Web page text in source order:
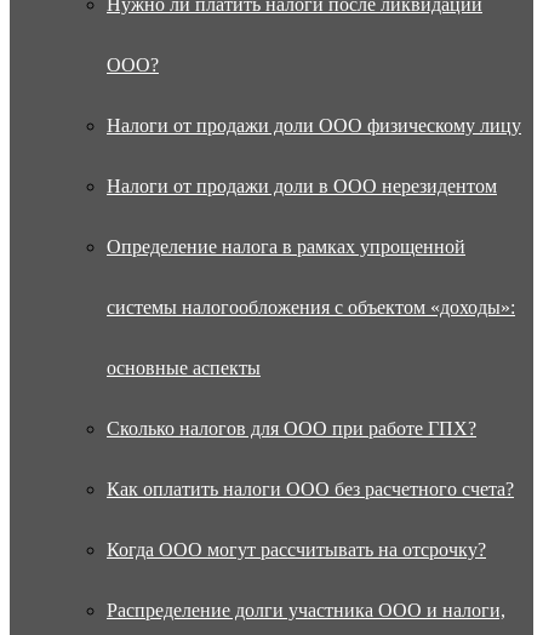
ООО?
Налоги от продажи доли ООО физическому лицу
Налоги от продажи доли в ООО нерезидентом
Определение налога в рамках упрощенной
системы налогообложения с объектом «доходы»:
основные аспекты
Сколько налогов для ООО при работе ГПХ?
Как оплатить налоги ООО без расчетного счета?
Когда ООО могут рассчитывать на отсрочку?
Распределение долги участника ООО и налоги,